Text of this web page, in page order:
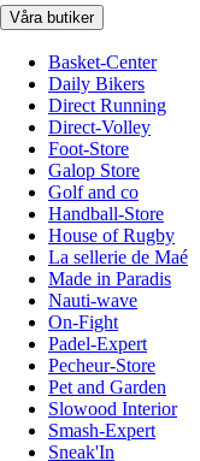
Våra butiker
Basket-Center
Daily Bikers
Direct Running
Direct-Volley
Foot-Store
Galop Store
Golf and co
Handball-Store
House of Rugby
La sellerie de Maé
Made in Paradis
Nauti-wave
On-Fight
Padel-Expert
Pecheur-Store
Pet and Garden
Slowood Interior
Smash-Expert
Sneak'In